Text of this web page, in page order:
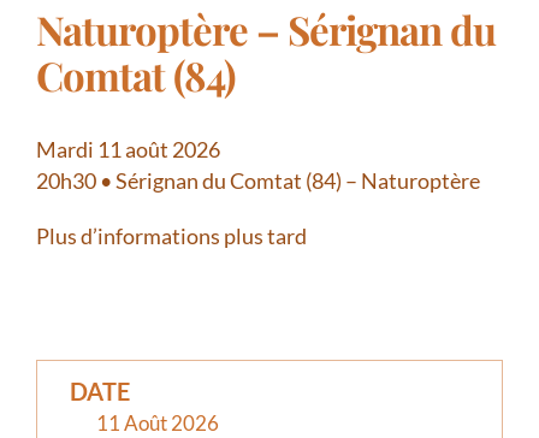
Naturoptère – Sérignan du
Comtat (84)
Mardi 11 août 2026
20h30 • Sérignan du Comtat (84) – Naturoptère
Plus d’informations plus tard
DATE
11 Août 2026